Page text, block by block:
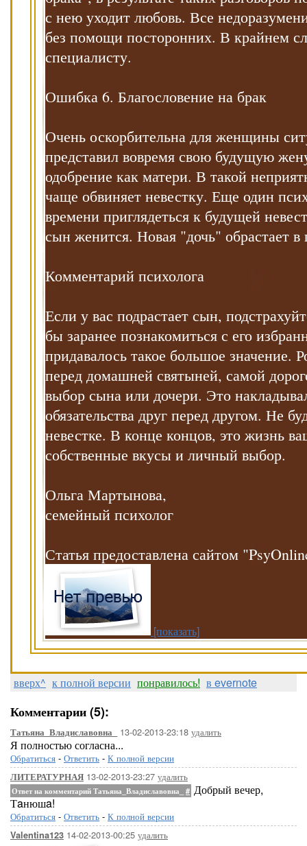
с нею уходит любовь. Все
без помощи посторонних. В крайнем
специалисту.
Ошибка 6. Благословение на брак
Очень оскорбительна для женщины
представил вовремя свою будущую
одобрение как матери. В такой
чаще обвиняет невестку. Еще один
времени приглядеться к будущей
сын женится. Новая "дочь" обрастает в
Комментарий психолога
Если у вас подрастает сын,
бы заранее познакомиться с его
придавалось такое большое значение.
перед домашней святыней, самой
выбор сына или дочери. Это
обязательства друг перед другом. Не
невестке. В конце концов, это жизнь
собственные вкусы и личный выбор.
Ольга Мартынова,
семейный психолог
Статья предоставлена сайтом
[показать]
вверх^ к полной версии понравилось! в evernote
Комментарии (5):
Татьяна_Владиславовна_ 13-02-2013-23:18 удалить
Я полностью согласна...
Обратиться - Ответить - К полной версии
ЛИТЕРАТУРНАЯ 13-02-2013-23:27 удалить
Ответ на комментарий Татьяна_Владиславовна_ # Добрый вечер,
Тaнюшa!
Обратиться - Ответить - К полной версии
Valentina123 14-02-2013-00:25 удалить